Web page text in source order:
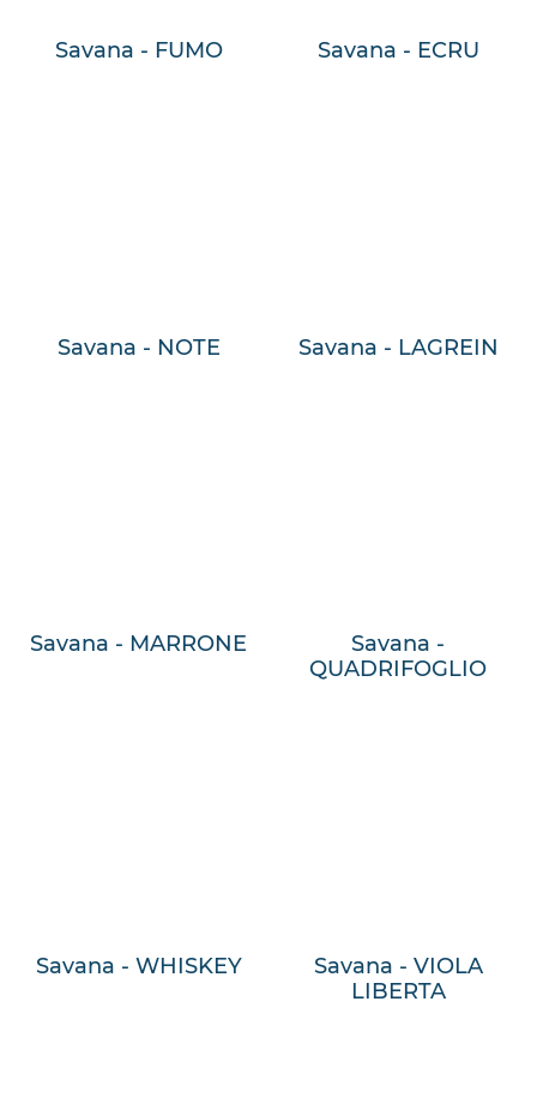
Savana - FUMO Savana - ECRU
Savana - NOTE Savana - LAGREIN
Savana - MARRONE
Savana -
QUADRIFOGLIO
Savana - WHISKEY
Savana - VIOLA
LIBERTA